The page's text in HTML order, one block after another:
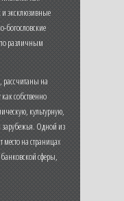
эксклюзивные
богословские
различным
на
собственно
культурную,
Одной из
место на страницах
сферы,